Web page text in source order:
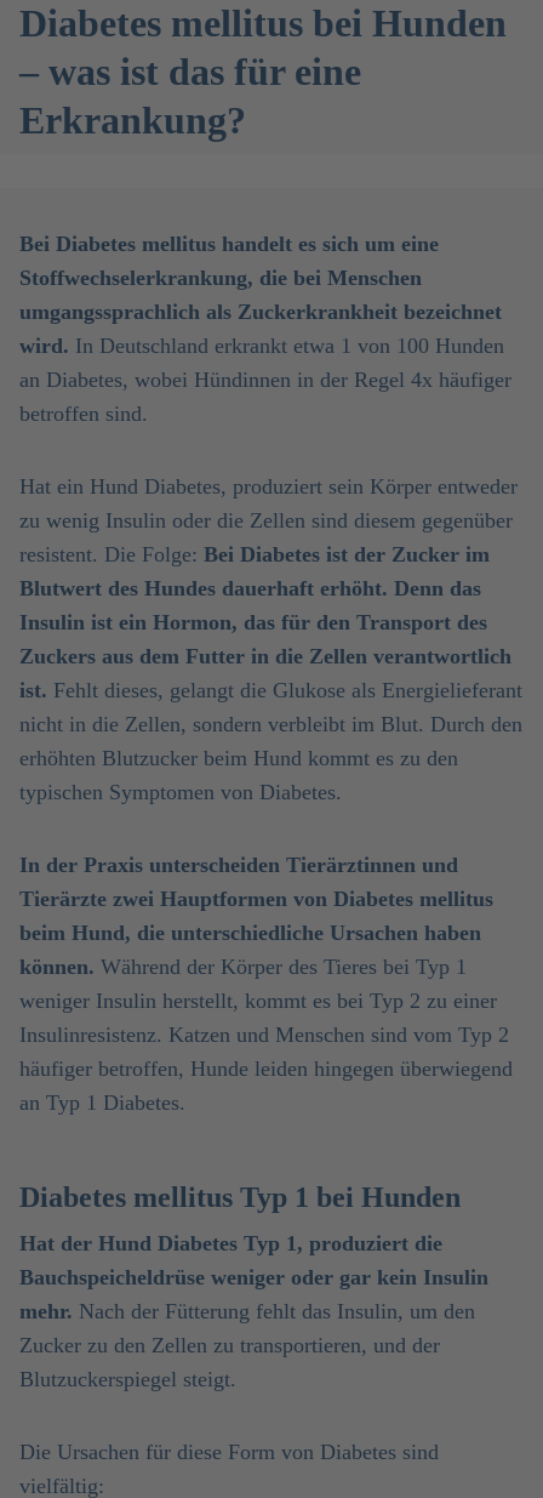
Diabetes mellitus bei Hunden
– was ist das für eine
Erkrankung?
Bei Diabetes mellitus handelt es sich um eine
Stoffwechselerkrankung, die bei Menschen
umgangssprachlich als Zuckerkrankheit bezeichnet
wird. In Deutschland erkrankt etwa 1 von 100 Hunden
an Diabetes, wobei Hündinnen in der Regel 4x häufiger
betroffen sind.
Hat ein Hund Diabetes, produziert sein Körper entweder
zu wenig Insulin oder die Zellen sind diesem gegenüber
resistent. Die Folge: Bei Diabetes ist der Zucker im
Blutwert des Hundes dauerhaft erhöht. Denn das
Insulin ist ein Hormon, das für den Transport des
Zuckers aus dem Futter in die Zellen verantwortlich
ist. Fehlt dieses, gelangt die Glukose als Energielieferant
nicht in die Zellen, sondern verbleibt im Blut. Durch den
erhöhten Blutzucker beim Hund kommt es zu den
typischen Symptomen von Diabetes.
In der Praxis unterscheiden Tierärztinnen und
Tierärzte zwei Hauptformen von Diabetes mellitus
beim Hund, die unterschiedliche Ursachen haben
können. Während der Körper des Tieres bei Typ 1
weniger Insulin herstellt, kommt es bei Typ 2 zu einer
Insulinresistenz. Katzen und Menschen sind vom Typ 2
häufiger betroffen, Hunde leiden hingegen überwiegend
an Typ 1 Diabetes.
Diabetes mellitus Typ 1 bei Hunden
Hat der Hund Diabetes Typ 1, produziert die
Bauchspeicheldrüse weniger oder gar kein Insulin
mehr. Nach der Fütterung fehlt das Insulin, um den
Zucker zu den Zellen zu transportieren, und der
Blutzuckerspiegel steigt.
Die Ursachen für diese Form von Diabetes sind
vielfältig: